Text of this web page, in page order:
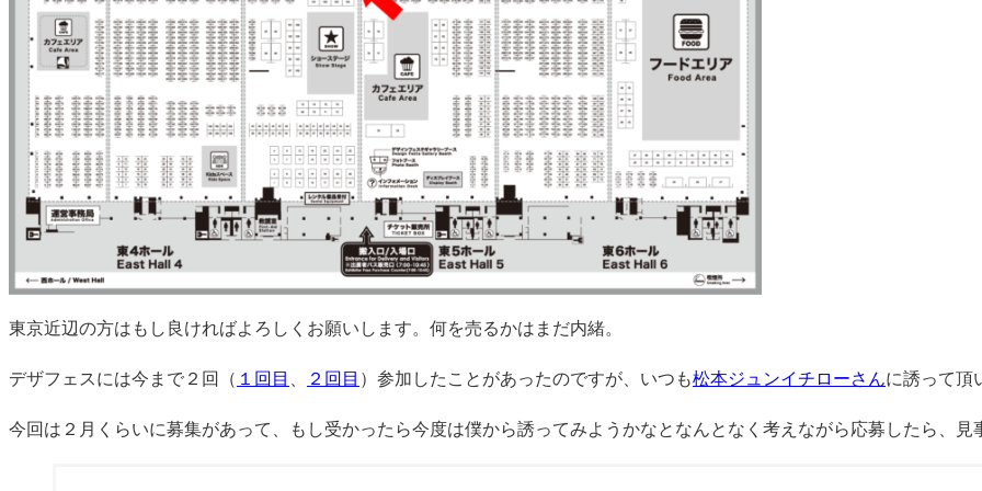
東京近辺の方はもし良ければよろしくお願いします。何を売るかはまだ内緒。
デザフェスには今まで２回（ １回目 ２回目 ）参加したことがあったのですが、いつも松本ジュンイチローさんに誘って頂
今回は２月くらいに募集があって、もし受かったら今度は僕から誘ってみようかなとなんとなく考えながら応募したら、見